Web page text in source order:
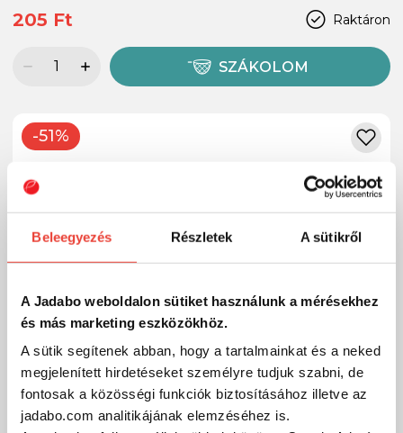
Beleegyezés Részletek A sütikről
A Jadabo weboldalon sütiket használunk a mérésekhez
és más marketing eszközökhöz.
A sütik segítenek abban, hogy a tartalmainkat és a neked
megjelenített hirdetéseket személyre tudjuk szabni, de
fontosak a közösségi funkciók biztosításához illetve az
jadabo.com analitikájának elemzéséhez is.
Raktáron
205 Ft
SZÁKOLOM
-51%